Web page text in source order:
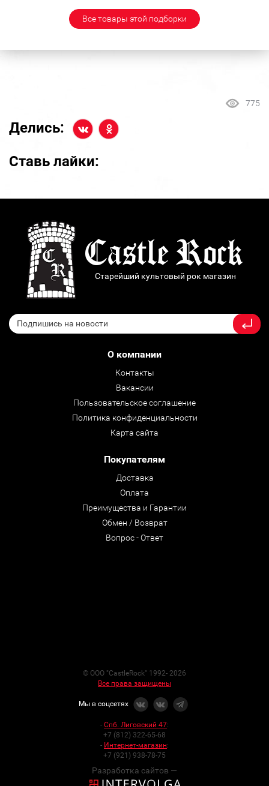
Все товары этой подборки
775
Делись:
Ставь лайки:
Старейший культовый рок магазин
О компании
Контакты
Вакансии
Пользовательское соглашение
Политика конфиденциальности
Карта сайта
Покупателям
Доставка
Оплата
Преимущества и Гарантии
Обмен / Возврат
Вопрос - Ответ
© ООО "CastleRock" 1992- 2026
Все права защищены
Мы в соцсетях
- Спб. Лиговский 47:
+7 (812) 322-65-68
- Интернет-магазин:
+7 (921) 938-78-75
Разработка сайтов —